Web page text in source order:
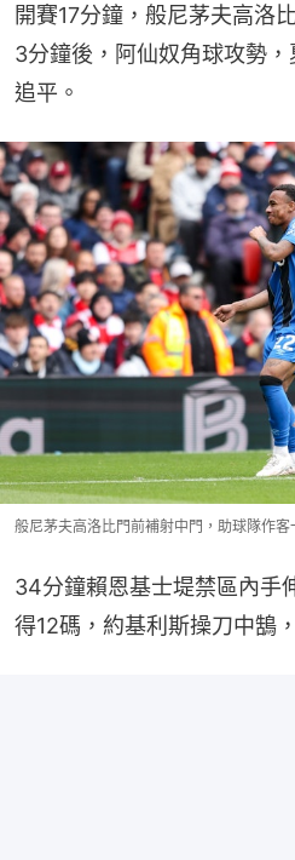
開賽17分鐘，般尼茅夫高洛
3分鐘後，阿仙奴角球攻勢
追平。
般尼茅夫高洛比門前補射中門，助球隊作
34分鐘賴恩基士堤禁區內手
得12碼，約基利斯操刀中鵠